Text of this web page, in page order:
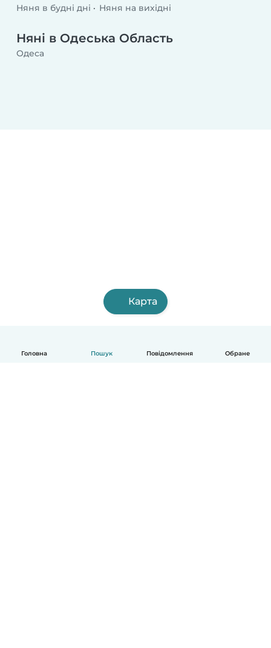
Головна Пошук Повідомлення Обране
Няня в будні дні
Няня на вихідні
Няні в Одеська Область
Одеса
Карта